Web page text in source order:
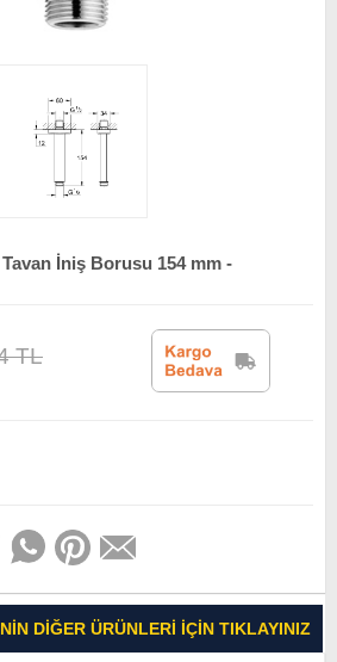
İniş Borusu 154 mm -
TL
DIĞER ÜRÜNLERI İÇIN TIKLAYINIZ